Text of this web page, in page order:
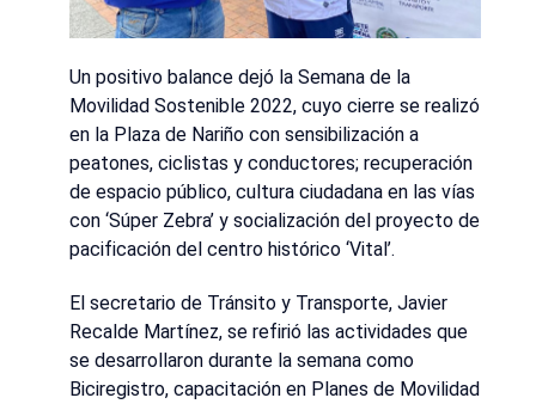
Un positivo balance dejó la Semana de la
Movilidad Sostenible 2022, cuyo cierre se realizó
en la Plaza de Nariño con sensibilización a
peatones, ciclistas y conductores; recuperación
de espacio público, cultura ciudadana en las vías
con ‘Súper Zebra’ y socialización del proyecto de
pacificación del centro histórico ‘Vital’.
El secretario de Tránsito y Transporte, Javier
Recalde Martínez, se refirió las actividades que
se desarrollaron durante la semana como
Biciregistro, capacitación en Planes de Movilidad